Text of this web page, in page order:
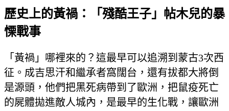
歷史上的黃禍：「殘酷王子」帖木兒的暴
慄戰事
「黃禍」哪裡來的？這最早可以追溯到蒙古3次西
征。成吉思汗和繼承者窩闊台，還有拔都大將倒
是源頭，他們把黑死病帶到了歐洲，把鼠疫死亡
的屍體拋進敵人城內，是最早的生化戰，讓歐洲